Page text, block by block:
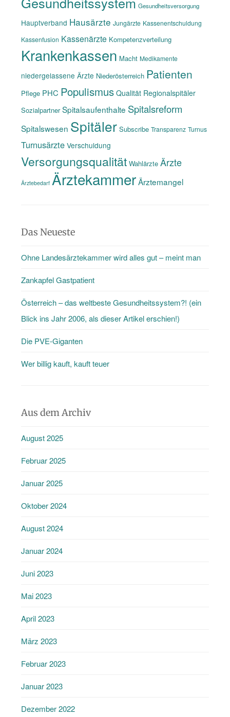
Gesundheitsversorgung
Hauptverband Hausärzte Jungärzte Kassenentschuldung
Kassenfusion Kassenärzte Kompetenzverteilung
Krankenkassen Macht Medikamente
niedergelassene Ärzte Niederösterreich Patienten
Pflege PHC Populismus Qualität Regionalspitäler
Sozialpartner Spitalsaufenthalte Spitalsreform
Spitalswesen Spitäler Subscribe Transparenz Turnus
Turnusärzte Verschuldung
Versorgungsqualität Wahlärzte Ärzte
Ärztebedarf ÄrztekammerÄrztemangel
Das Neueste
Ohne Landesärztekammer wird alles gut – meint man
Zankapfel Gastpatient
Österreich – das weltbeste Gesundheitssystem?! (ein
Blick ins Jahr 2006, als dieser Artikel erschien!)
Die PVE-Giganten
Wer billig kauft, kauft teuer
Aus dem Archiv
August 2025
Februar 2025
Januar 2025
Oktober 2024
August 2024
Januar 2024
Juni 2023
Mai 2023
April 2023
März 2023
Februar 2023
Januar 2023
Dezember 2022